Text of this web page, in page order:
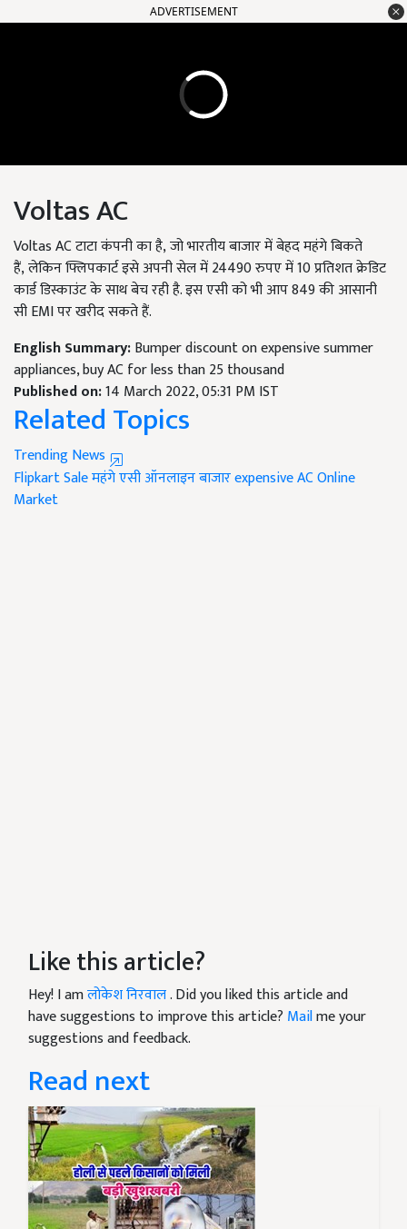
ADVERTISEMENT
Voltas AC
Voltas AC टाटा कंपनी का है, जो भारतीय बाजार में बेहद महंगे बिकते
हैं, लेकिन फ्लिपकार्ट इसे अपनी सेल में 24490 रुपए में 10 प्रतिशत क्रेडिट
कार्ड डिस्काउंट के साथ बेच रही है. इस एसी को भी आप 849 की आसानी
सी EMI पर खरीद सकते हैं.
English Summary:Bumper discount on expensive summer
appliances, buy AC for less than 25 thousand
Published on:14 March 2022, 05:31 PM IST
Related Topics
Trending News
Flipkart Saleमहंगे एसीऑनलाइन बाजारexpensive ACOnline
Market
Like this article?
Hey! I amलोकेश निरवाल. Did you liked this article and
have suggestions to improve this article? Mailme your
suggestions and feedback.
Read next